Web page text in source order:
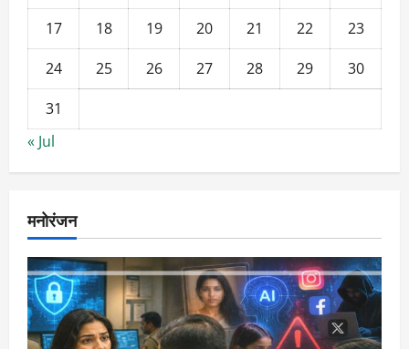
17
18 19 20 21 22
23
24
25 26 27 28 29
30
31
« Jul
मनोरंजन